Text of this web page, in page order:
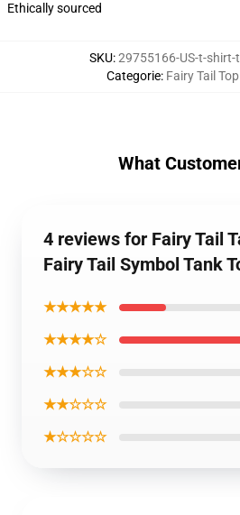
Ethically sourced
SKU:29755166-US-t-shirt-
Categorie: Fairy Tail
What
4 reviews for Fairy Tail
Fairy Tail Symbol Tank
★★★★★
★★★★☆
★★★☆☆
★★☆☆☆
★☆☆☆☆